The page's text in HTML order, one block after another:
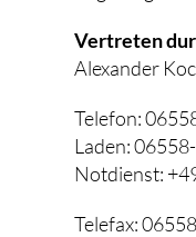
Vertreten
Alexander
Telefon:
Laden:
Notdienst:
Telefax: